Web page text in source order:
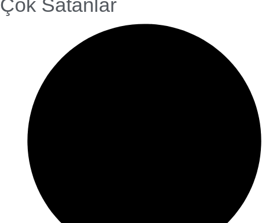
Çok Satanlar